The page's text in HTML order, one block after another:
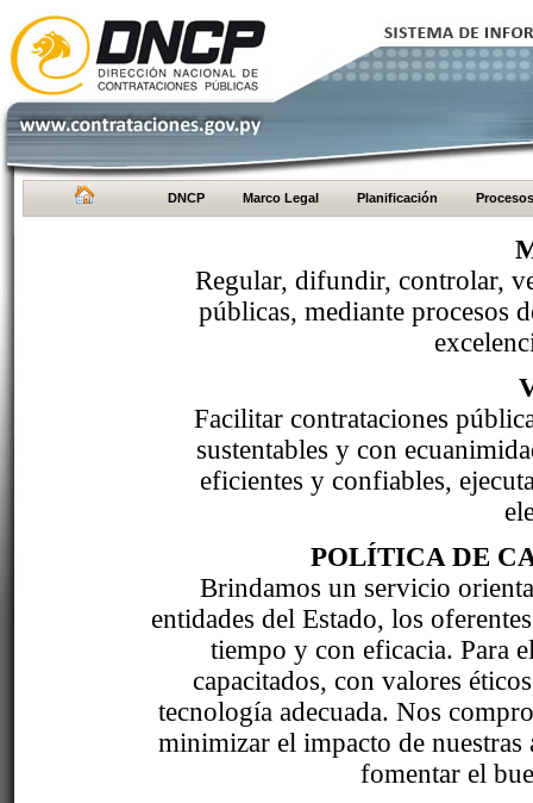
DNCP Marco Legal Planificación Procesos
Regular, difundir, controlar,
públicas, mediante procesos
Facilitar contrataciones
sustentables y con
eficientes y confiables,
POLÍTICA DE
Brindamos un servicio
entidades del Estado, los
tiempo y con eficacia. Para
capacitados, con valores
tecnología adecuada. Nos
minimizar el impacto de
fomentar el